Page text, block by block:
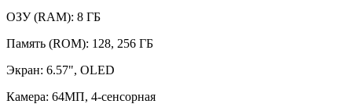
ОЗУ (RAM): 8 ГБ
Память (ROM): 128, 256 ГБ
Экран: 6.57", OLED
Камера: 64МП, 4-сенсорная